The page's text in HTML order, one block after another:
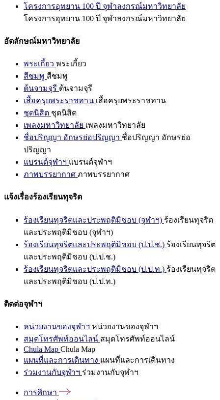
โครงการอุทยาน 100 ปี จุฬาลงกรณ์มหาวิทยาลัย
โครงการอุทยาน 100 ปี จุฬาลงกรณ์มหาวิทยาลัย
อัตลักษณ์มหาวิทยาลัย
พระเกี้ยว พระเกี้ยว
สีชมพู สีชมพู
ต้นจามจุรี ต้นจามจุรี
เสื้อครุยพระราชทาน เสื้อครุยพระราชทาน
ชุดนิสิต ชุดนิสิต
เพลงมหาวิทยาลัย เพลงมหาวิทยาลัย
ชื่อปริญญา อักษรย่อปริญญา ชื่อปริญญา อักษรย่อ
ปริญญา
แบรนด์จุฬาฯ แบรนด์จุฬาฯ
ภาพบรรยากาศ ภาพบรรยากาศ
แจ้งเรื่องร้องเรียนทุจริต
ร้องเรียนทุจริตและประพฤติมิชอบ (จุฬาฯ) ร้องเรียนทุจริต
และประพฤติมิชอบ (จุฬาฯ)
ร้องเรียนทุจริตและประพฤติมิชอบ (ป.ป.ช.) ร้องเรียนทุจริต
และประพฤติมิชอบ (ป.ป.ช.)
ร้องเรียนทุจริตและประพฤติมิชอบ (ป.ป.ท.) ร้องเรียนทุจริต
และประพฤติมิชอบ (ป.ป.ท.)
ติดต่อจุฬาฯ
หน่วยงานของจุฬาฯ หน่วยงานของจุฬาฯ
สมุดโทรศัพท์ออนไลน์ สมุดโทรศัพท์ออนไลน์
Chula Map Chula Map
แผนที่และการเดินทาง แผนที่และการเดินทาง
ร่วมงานกับจุฬาฯ ร่วมงานกับจุฬาฯ
การศึกษา